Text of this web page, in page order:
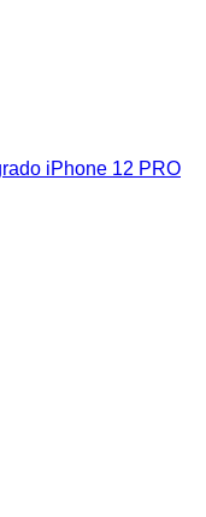
iPhone 12 PRO